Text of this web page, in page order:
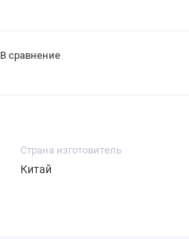
В сравнение
Страна изготовитель
Китай